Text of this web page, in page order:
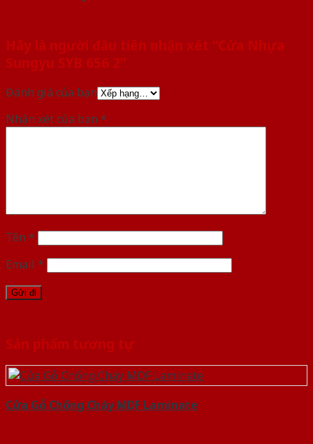
Hãy là người đầu tiên nhận xét “Cửa Nhựa
Sungyu SYB 656 2”
Đánh giá của bạn
Nhận xét của bạn *
Tên *
Email *
Sản phẩm tương tự
Cửa Gỗ Chống Cháy MDF Laminate